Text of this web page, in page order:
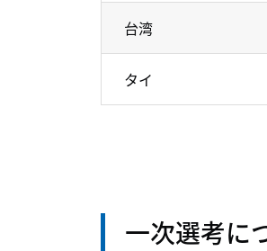
台湾
タイ
一次選考に